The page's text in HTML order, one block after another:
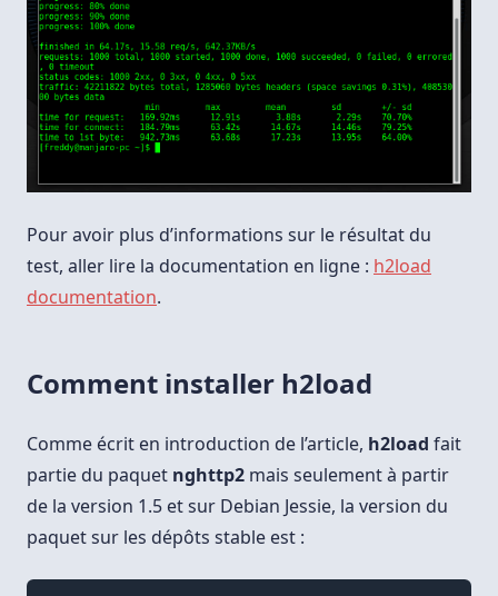
Pour avoir plus d’informations sur le résultat du
test, aller lire la documentation en ligne : h2load
documentation.
Comment installer h2load
Comme écrit en introduction de l’article, h2load fait
partie du paquet nghttp2 mais seulement à partir
de la version 1.5 et sur Debian Jessie, la version du
paquet sur les dépôts stable est :